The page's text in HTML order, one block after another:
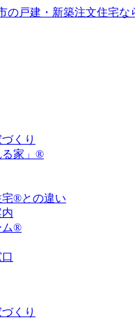
くり
る家」®
宅®との違い
ム®
くり